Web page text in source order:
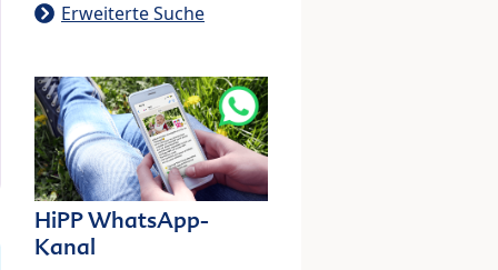
Erweiterte Suche
HiPP WhatsApp-
Kanal